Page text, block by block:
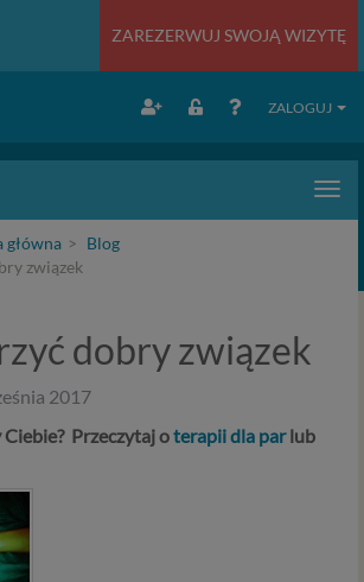
ZAREZERWUJ SWOJĄ WIZYTĘ
ZALOGUJ
główna
Blog
związek
dobry związek
2017
Przeczytaj oterapii dla parlub